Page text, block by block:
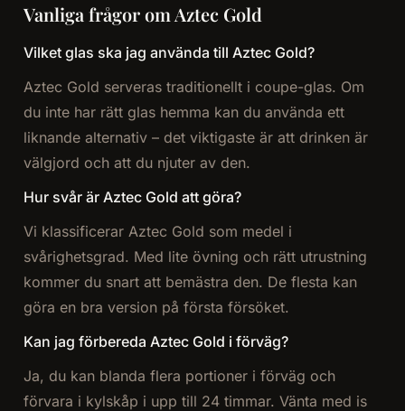
Vanliga frågor om Aztec Gold
Vilket glas ska jag använda till Aztec Gold?
Aztec Gold serveras traditionellt i coupe-glas. Om
du inte har rätt glas hemma kan du använda ett
liknande alternativ – det viktigaste är att drinken är
välgjord och att du njuter av den.
Hur svår är Aztec Gold att göra?
Vi klassificerar Aztec Gold som medel i
svårighetsgrad. Med lite övning och rätt utrustning
kommer du snart att bemästra den. De flesta kan
göra en bra version på första försöket.
Kan jag förbereda Aztec Gold i förväg?
Ja, du kan blanda flera portioner i förväg och
förvara i kylskåp i upp till 24 timmar. Vänta med is